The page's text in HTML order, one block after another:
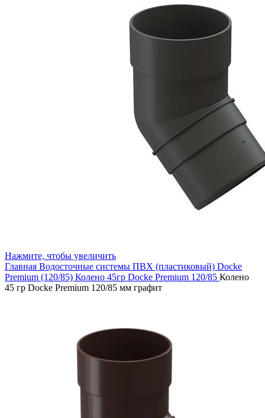
Нажмите, чтобы увеличить
Главная Водосточные системы ПВХ (пластиковый) Docke
Premium (120/85) Колено 45гр Docke Premium 120/85 Колено
45 гр Docke Premium 120/85 мм графит